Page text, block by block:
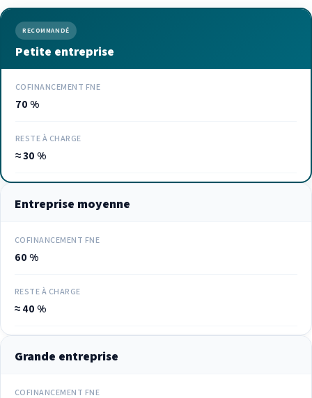
RECOMMANDÉ
Petite entreprise
COFINANCEMENT FNE
70 %
RESTE À CHARGE
≈ 30 %
Entreprise moyenne
COFINANCEMENT FNE
60 %
RESTE À CHARGE
≈ 40 %
Grande entreprise
COFINANCEMENT FNE